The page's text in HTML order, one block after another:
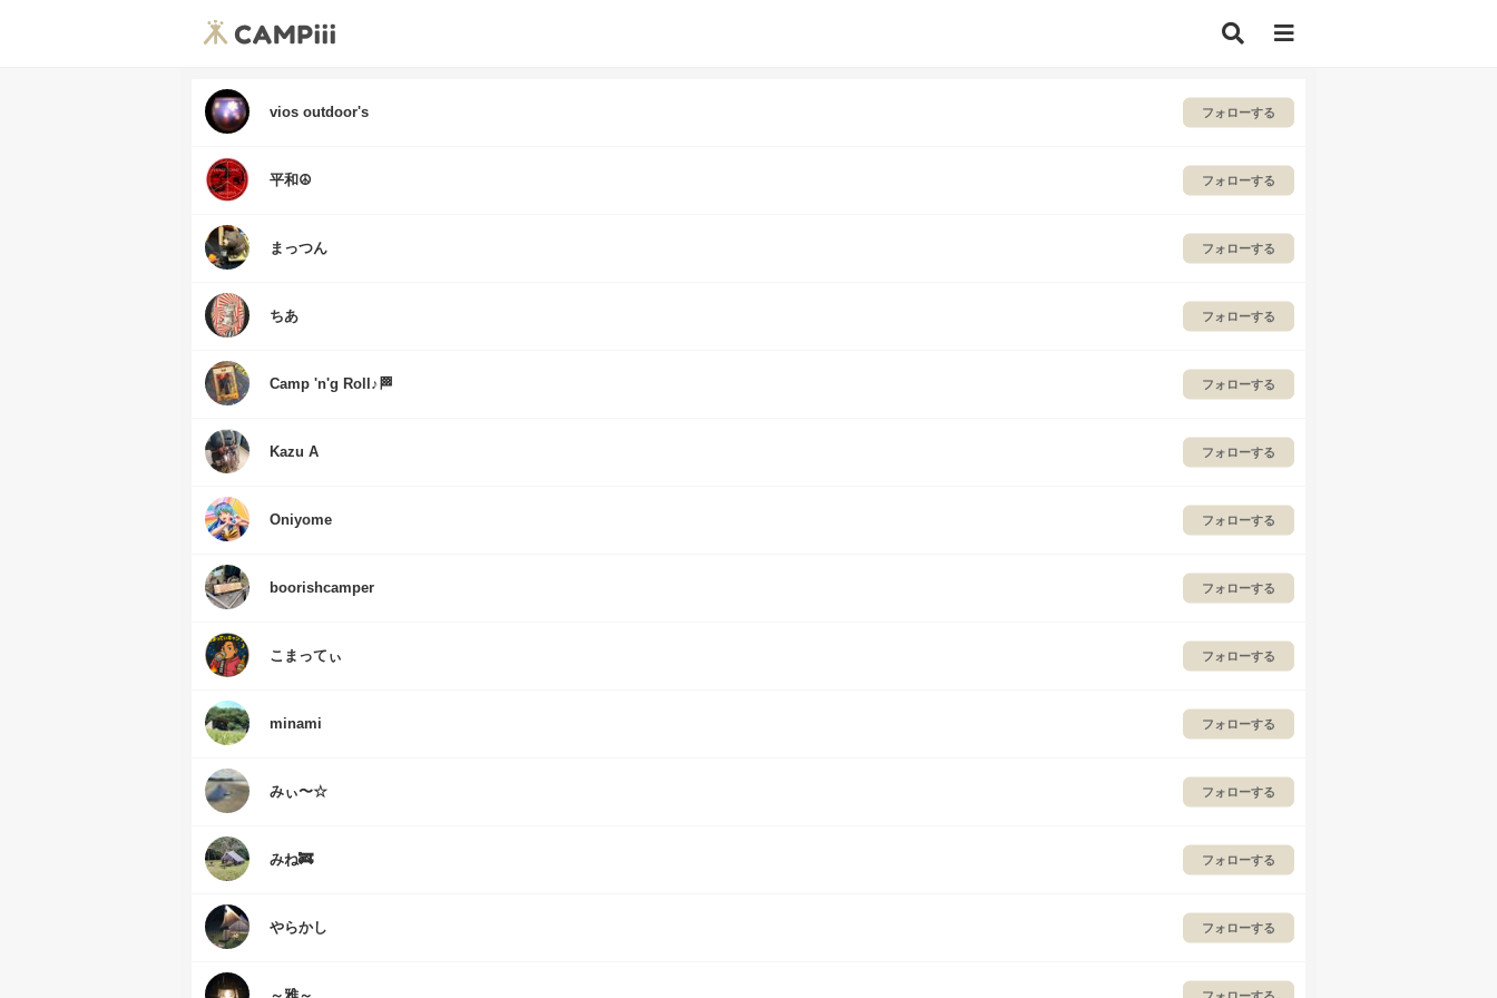
vios outdoor's フォローする
平和☮️ フォローする
まっつん フォローする
ちあ フォローする
Camp 'n'g Roll♪🏁 フォローする
Kazu A フォローする
Oniyome フォローする
boorishcamper フォローする
こまってぃ フォローする
minami フォローする
みぃ〜☆ フォローする
みね🚒 フォローする
やらかし フォローする
フォローする